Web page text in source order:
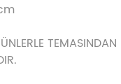
TEMASINDAN